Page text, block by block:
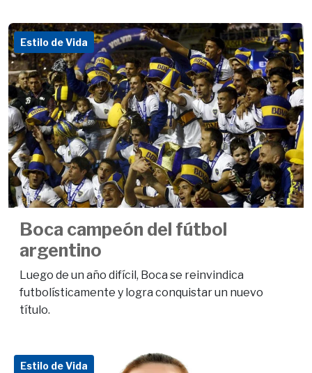
Estilo de Vida
Boca campeón del fútbol
argentino
Luego de un año difícil, Boca se reinvindica
futbolísticamente y logra conquistar un nuevo
título.
Estilo de Vida